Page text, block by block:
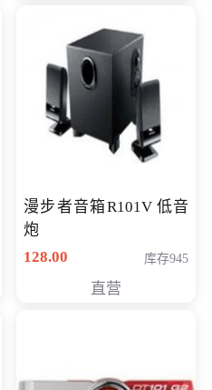
漫步者音箱R101V 低音
炮
128.00
库存945
直营